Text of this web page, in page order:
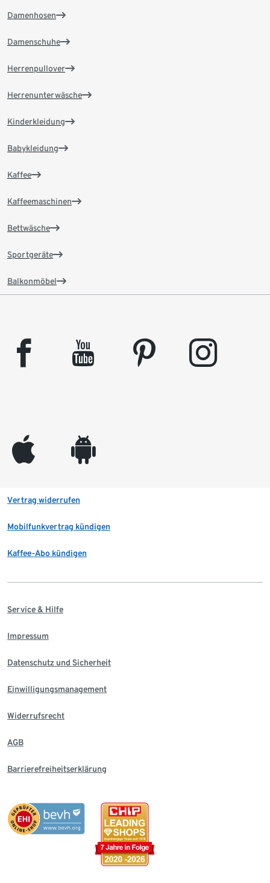
Damenhosen
Damenschuhe
Herrenpullover
Herrenunterwäsche
Kinderkleidung
Babykleidung
Kaffee
Kaffeemaschinen
Bettwäsche
Sportgeräte
Balkonmöbel
facebook youtube pinterest instagram
appleinc android
Vertrag widerrufen
Mobilfunkvertrag kündigen
Kaffee-Abo kündigen
Service & Hilfe
Impressum
Datenschutz und Sicherheit
Einwilligungsmanagement
Widerrufsrecht
AGB
Barrierefreiheitserklärung